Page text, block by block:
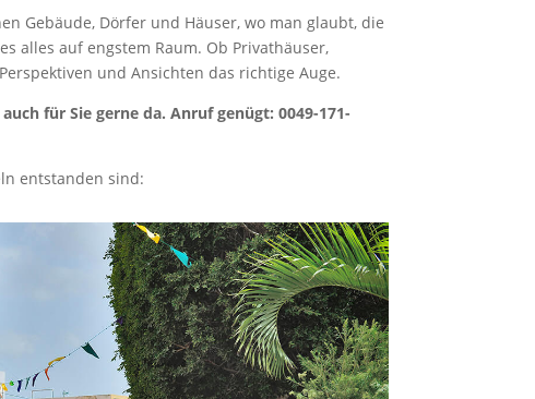
Gebäude, Dörfer und Häuser, wo man glaubt, die
alles auf engstem Raum. Ob Privathäuser,
und Ansichten das richtige Auge.
für Sie gerne da. Anruf genügt: 0049-171-
entstanden sind: